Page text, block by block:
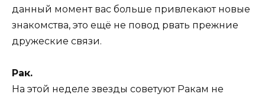
данный момент вас больше привлекают новые
знакомства, это ещё не повод рвать прежние
дружеские связи.
Рак.
На этой неделе звезды советуют Ракам не